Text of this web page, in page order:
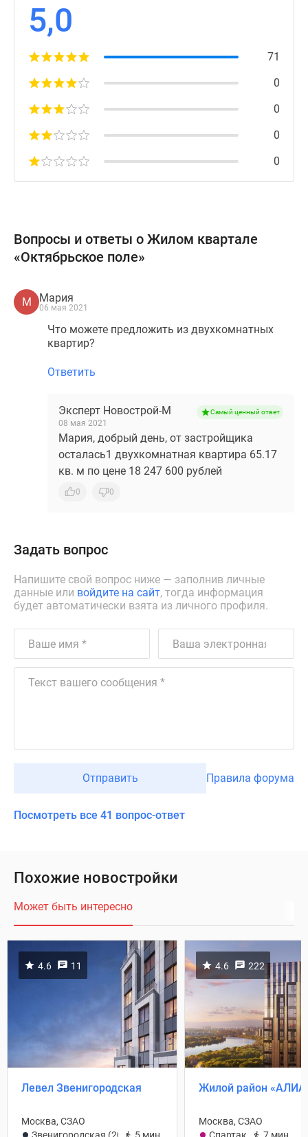
5,0
71
0
0
0
0
Вопросы и ответы о Жилом квартале
«Октябрьское поле»
М Мария
06 мая 2021
Что можете предложить из двухкомнатных
квартир?
Ответить
Эксперт Новострой-М
08 мая 2021
Самый ценный ответ
Мария, добрый день, от застройщика
осталась1 двухкомнатная квартира 65.17
кв. м по цене 18 247 600 рублей
0 0
Задать вопрос
Напишите свой вопрос ниже — заполнив личные
данные или войдите на сайт, тогда информация
будет автоматически взята из личного профиля.
Отправить Правила форума
Посмотреть все 41 вопрос-ответ
Похожие новостройки
Может быть интересно
4.6 11
Левел Звенигородская
Москва, СЗАО
4.6 222
Жилой район
Москва, СЗАО